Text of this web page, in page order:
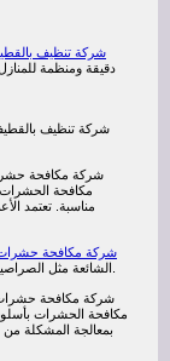
شركة تنظيف
دقيقة ومنظمة
شركة تنظيف
شركة مكافحة
مكافحة الحشرات
مناسبة. تعتمد
شركة مكافحة حشرات
شركة مكافحة
مكافحة الحشرات
بمعالجة المشكلة